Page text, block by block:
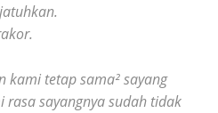
kami tetap sama² sayang
sayangnya sudah tidak